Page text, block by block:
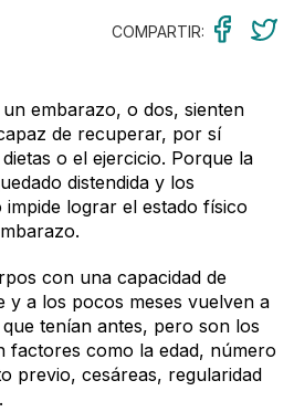
COMPARTIR:
embarazo, o dos, sienten
de recuperar, por sí
o el ejercicio. Porque la
distendida y los
lograr el estado físico
con una capacidad de
y a los pocos meses vuelven a
tenían antes, pero son los
factores como la edad, número
previo, cesáreas, regularidad